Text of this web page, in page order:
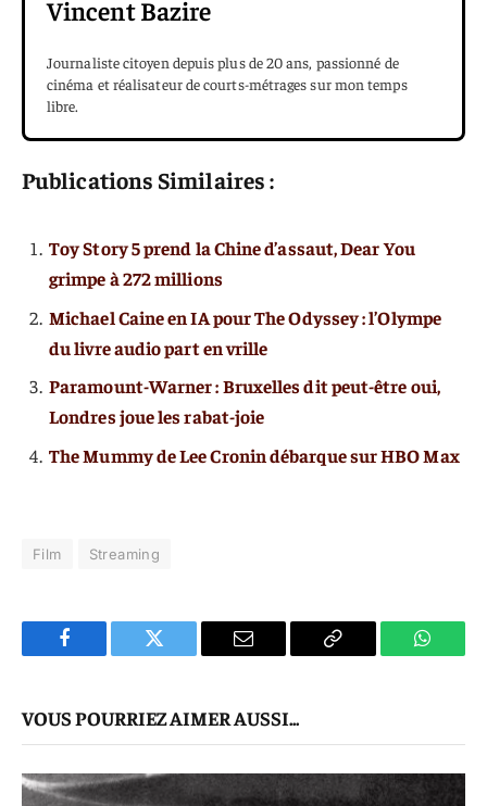
Vincent Bazire
Journaliste citoyen depuis plus de 20 ans, passionné de
cinéma et réalisateur de courts-métrages sur mon temps
libre.
Publications Similaires :
Toy Story 5 prend la Chine d’assaut, Dear You
grimpe à 272 millions
Michael Caine en IA pour The Odyssey : l’Olympe
du livre audio part en vrille
Paramount-Warner : Bruxelles dit peut-être oui,
Londres joue les rabat-joie
The Mummy de Lee Cronin débarque sur HBO Max
Film Streaming
Facebook Twitter
E-
Copier
VOUS POURRIEZ AIMER AUSSI...